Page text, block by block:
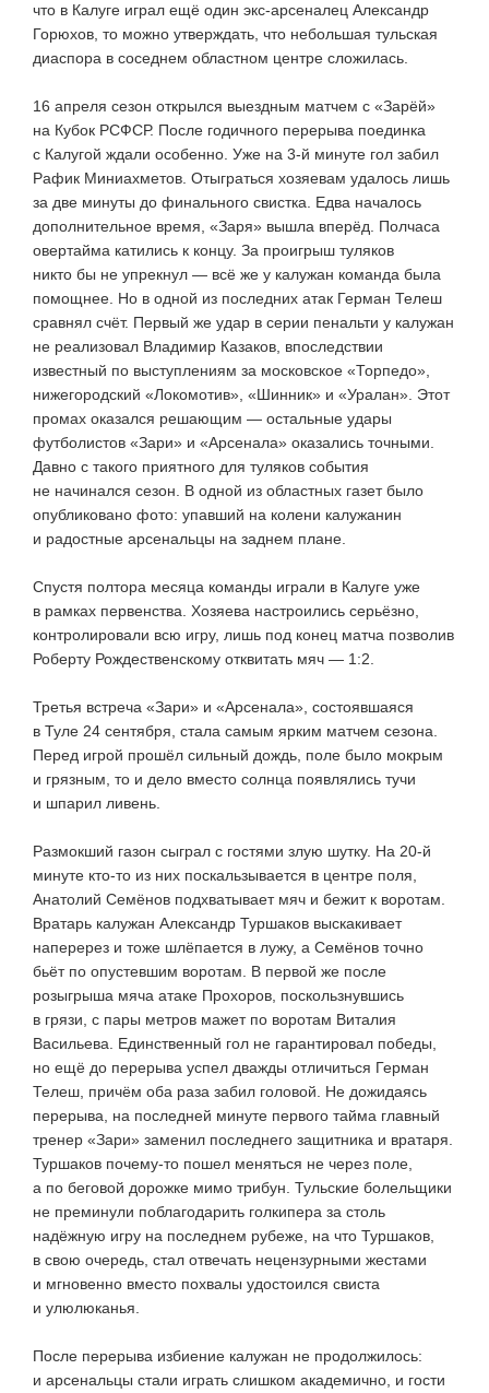
что в Калуге играл ещё один экс-арсеналец Александр
Горюхов, то можно утверждать, что небольшая тульская
диаспора в соседнем областном центре сложилась.
16 апреля сезон открылся выездным матчем с «Зарёй»
на Кубок РСФСР. После годичного перерыва поединка
с Калугой ждали особенно. Уже на 3-й минуте гол забил
Рафик Миниахметов. Отыграться хозяевам удалось лишь
за две минуты до финального свистка. Едва началось
дополнительное время, «Заря» вышла вперёд. Полчаса
овертайма катились к концу. За проигрыш туляков
никто бы не упрекнул — всё же у калужан команда была
помощнее. Но в одной из последних атак Герман Телеш
сравнял счёт. Первый же удар в серии пенальти у калужан
не реализовал Владимир Казаков, впоследствии
известный по выступлениям за московское «Торпедо»,
нижегородский «Локомотив», «Шинник» и «Уралан». Этот
промах оказался решающим — остальные удары
футболистов «Зари» и «Арсенала» оказались точными.
Давно с такого приятного для туляков события
не начинался сезон. В одной из областных газет было
опубликовано фото: упавший на колени калужанин
и радостные арсенальцы на заднем плане.
Спустя полтора месяца команды играли в Калуге уже
в рамках первенства. Хозяева настроились серьёзно,
контролировали всю игру, лишь под конец матча позволив
Роберту Рождественскому отквитать мяч — 1:2.
Третья встреча «Зари» и «Арсенала», состоявшаяся
в Туле 24 сентября, стала самым ярким матчем сезона.
Перед игрой прошёл сильный дождь, поле было мокрым
и грязным, то и дело вместо солнца появлялись тучи
и шпарил ливень.
Размокший газон сыграл с гостями злую шутку. На 20-й
минуте кто-то из них поскальзывается в центре поля,
Анатолий Семёнов подхватывает мяч и бежит к воротам.
Вратарь калужан Александр Туршаков выскакивает
наперерез и тоже шлёпается в лужу, а Семёнов точно
бьёт по опустевшим воротам. В первой же после
розыгрыша мяча атаке Прохоров, поскользнувшись
в грязи, с пары метров мажет по воротам Виталия
Васильева. Единственный гол не гарантировал победы,
но ещё до перерыва успел дважды отличиться Герман
Телеш, причём оба раза забил головой. Не дожидаясь
перерыва, на последней минуте первого тайма главный
тренер «Зари» заменил последнего защитника и вратаря.
Туршаков почему-то пошел меняться не через поле,
а по беговой дорожке мимо трибун. Тульские болельщики
не преминули поблагодарить голкипера за столь
надёжную игру на последнем рубеже, на что Туршаков,
в свою очередь, стал отвечать нецензурными жестами
и мгновенно вместо похвалы удостоился свиста
и улюлюканья.
После перерыва избиение калужан не продолжилось:
и арсенальцы стали играть слишком академично, и гости